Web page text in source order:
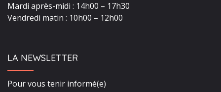
Mardi après-midi : 14h00 – 17h30
Vendredi matin : 10h00 – 12h00
LA NEWSLETTER
Pour vous tenir informé(e)